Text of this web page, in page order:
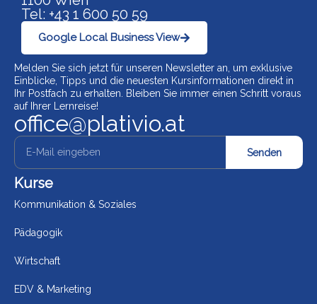
Tel: +43 1 600 50 59
Google Local Business View
Melden Sie sich jetzt für unseren Newsletter an, um exklusive
Einblicke, Tipps und die neuesten Kursinformationen direkt in
Ihr Postfach zu erhalten. Bleiben Sie immer einen Schritt voraus
auf Ihrer Lernreise!
office@plativio.at
Senden
Kurse
Kommunikation & Soziales
Pädagogik
Wirtschaft
EDV & Marketing